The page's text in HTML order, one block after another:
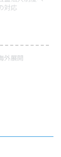
対応
外展開